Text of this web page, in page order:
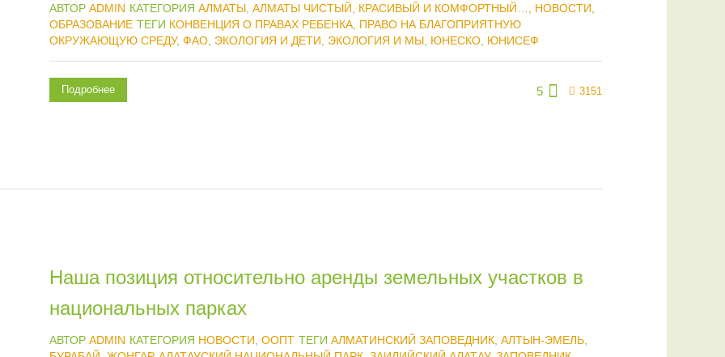
АВТОР ADMIN КАТЕГОРИЯ АЛМАТЫ, АЛМАТЫ ЧИСТЫЙ, КРАСИВЫЙ И КОМФОРТНЫЙ… НОВОСТИ
ОБРАЗОВАНИЕ ТЕГИ КОНВЕНЦИЯ О ПРАВАХ РЕБЕНКА, ПРАВО НА БЛАГОПРИЯТНУЮ
ОКРУЖАЮЩУЮ СРЕДУ, ФАО, ЭКОЛОГИЯ И ДЕТИ ЭКОЛОГИЯ И МЫ, ЮНЕСКО, ЮНИСЕФ
5 3151
Подробнее
Наша позиция относительно аренды земельных участков в
национальных парках
АВТОР ADMIN КАТЕГОРИЯ НОВОСТИ ООПТ ТЕГИ АЛМАТИНСКИЙ ЗАПОВЕДНИК, АЛТЫН-ЭМЕЛЬ,